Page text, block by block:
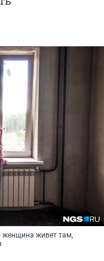
женщина живет там,